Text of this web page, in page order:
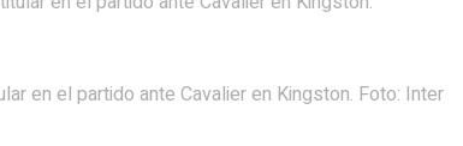
en el partido ante Cavalier en Kingston. Foto: Inter